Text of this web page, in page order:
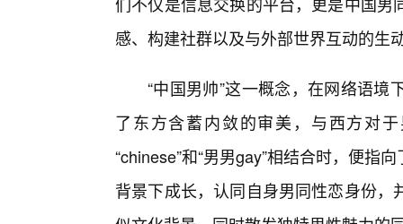
感、构建社群以及与外部世界互动的生
“中国男帅”这一概念，在网络语
了东方含蓄内敛的审美，与西方对
“chinese”和“男男gay”相结合时，便
背景下成长，认同自身男同性恋身份